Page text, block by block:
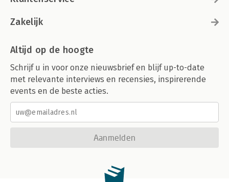
Zakelijk
Altijd op de hoogte
Schrijf u in voor onze nieuwsbrief en blijf up-to-date
met relevante interviews en recensies, inspirerende
events en de beste acties.
Aanmelden